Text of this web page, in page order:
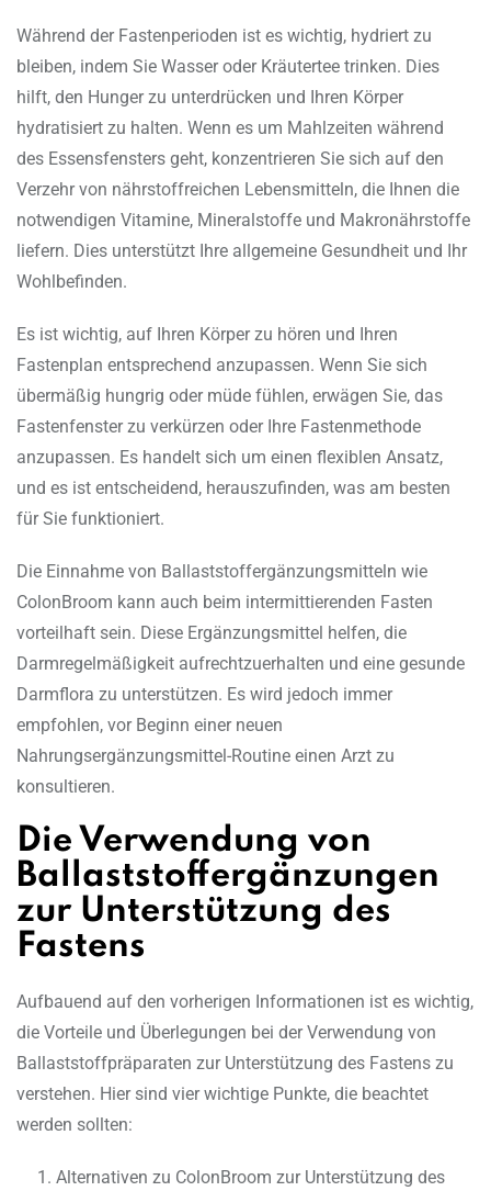
Während der Fastenperioden ist es wichtig, hydriert zu
bleiben, indem Sie Wasser oder Kräutertee trinken. Dies
hilft, den Hunger zu unterdrücken und Ihren Körper
hydratisiert zu halten. Wenn es um Mahlzeiten während
des Essensfensters geht, konzentrieren Sie sich auf den
Verzehr von nährstoffreichen Lebensmitteln, die Ihnen die
notwendigen Vitamine, Mineralstoffe und Makronährstoffe
liefern. Dies unterstützt Ihre allgemeine Gesundheit und Ihr
Wohlbefinden.
Es ist wichtig, auf Ihren Körper zu hören und Ihren
Fastenplan entsprechend anzupassen. Wenn Sie sich
übermäßig hungrig oder müde fühlen, erwägen Sie, das
Fastenfenster zu verkürzen oder Ihre Fastenmethode
anzupassen. Es handelt sich um einen flexiblen Ansatz,
und es ist entscheidend, herauszufinden, was am besten
für Sie funktioniert.
Die Einnahme von Ballaststoffergänzungsmitteln wie
ColonBroom kann auch beim intermittierenden Fasten
vorteilhaft sein. Diese Ergänzungsmittel helfen, die
Darmregelmäßigkeit aufrechtzuerhalten und eine gesunde
Darmflora zu unterstützen. Es wird jedoch immer
empfohlen, vor Beginn einer neuen
Nahrungsergänzungsmittel-Routine einen Arzt zu
konsultieren.
Die Verwendung von
Ballaststoffergänzungen
zur Unterstützung des
Fastens
Aufbauend auf den vorherigen Informationen ist es wichtig,
die Vorteile und Überlegungen bei der Verwendung von
Ballaststoffpräparaten zur Unterstützung des Fastens zu
verstehen. Hier sind vier wichtige Punkte, die beachtet
werden sollten:
Alternativen zu ColonBroom zur Unterstützung des